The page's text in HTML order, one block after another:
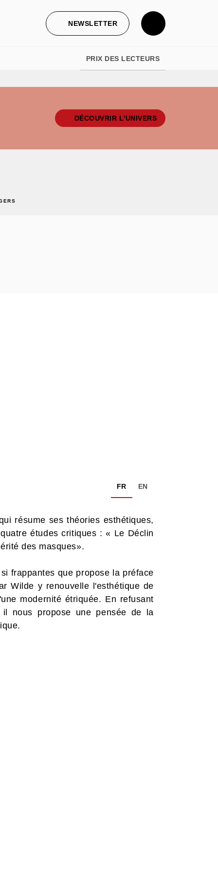
NEWSLETTER
PRIX DES LECTEURS
DÉCOUVRIR L'UNIVERS
FR EN
résume ses théories esthétiques,
études critiques : « Le Déclin
des masques».
frappantes que propose la préface
Wilde y renouvelle l'esthétique de
modernité étriquée. En refusant
nous propose une pensée de la